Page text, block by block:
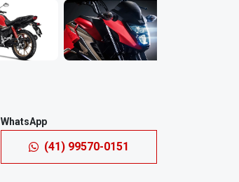
WhatsApp
(41) 99570-0151